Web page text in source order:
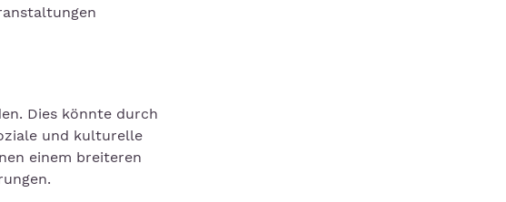
Dies könnte durch
und kulturelle
einem breiteren